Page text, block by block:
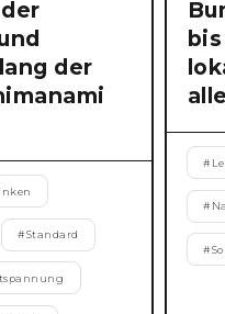
der
#Standard
#
#
#